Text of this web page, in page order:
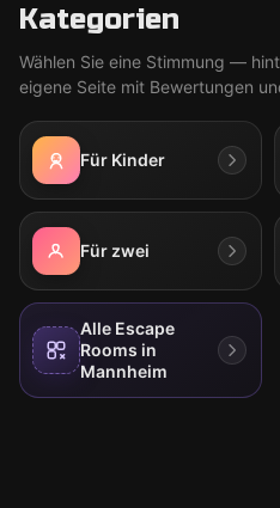
Kategorien
Wählen Sie eine Stimmung —
eigene Seite mit Bewertungen
Für Kinder
Für zwei
Alle Escape
Rooms in
Mannheim